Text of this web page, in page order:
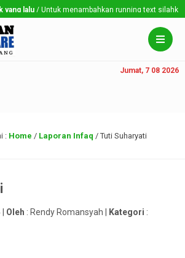
lalu/ Untuk menambahkan running text silahkan
Jumat, 7 08 2026
: Home / Laporan Infaq /Tuti Suharyati
Oleh : Rendy Romansyah | Kategori :